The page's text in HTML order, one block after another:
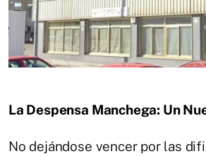
La Despensa Manchega: Un
No dejándose vencer por las